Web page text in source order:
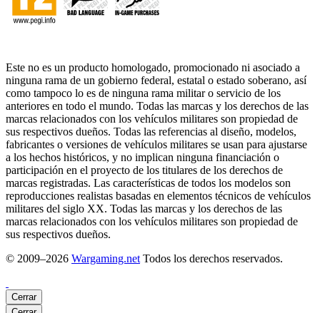
Este no es un producto homologado, promocionado ni asociado a
ninguna rama de un gobierno federal, estatal o estado soberano, así
como tampoco lo es de ninguna rama militar o servicio de los
anteriores en todo el mundo. Todas las marcas y los derechos de las
marcas relacionados con los vehículos militares son propiedad de
sus respectivos dueños. Todas las referencias al diseño, modelos,
fabricantes o versiones de vehículos militares se usan para ajustarse
a los hechos históricos, y no implican ninguna financiación o
participación en el proyecto de los titulares de los derechos de
marcas registradas. Las características de todos los modelos son
reproducciones realistas basadas en elementos técnicos de vehículos
militares del siglo XX. Todas las marcas y los derechos de las
marcas relacionados con los vehículos militares son propiedad de
sus respectivos dueños.
© 2009–2026 Wargaming.net Todos los derechos reservados.
Cerrar